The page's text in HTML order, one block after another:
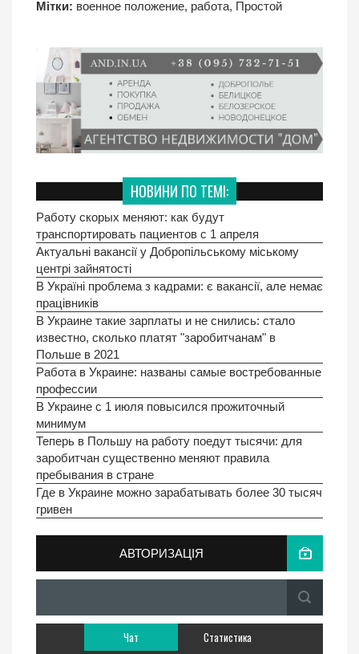
Мітки: военное положение, работа, Простой
НОВИНИ ПО ТЕМІ:
Работу скорых меняют: как будут
транспортировать пациентов с 1 апреля
Актуальні вакансії у Добропільському міському
центрі зайнятості
В Україні проблема з кадрами: є вакансії, але немає
працівників
В Украине такие зарплаты и не снились: стало
известно, сколько платят "заробитчанам" в
Польше в 2021
Работа в Украине: названы самые востребованные
профессии
В Украине с 1 июля повысился прожиточный
минимум
Теперь в Польшу на работу поедут тысячи: для
заробитчан существенно меняют правила
пребывания в стране
Где в Украине можно зарабатывать более 30 тысяч
гривен
АВТОРИЗАЦІЯ
Чат
Статистика